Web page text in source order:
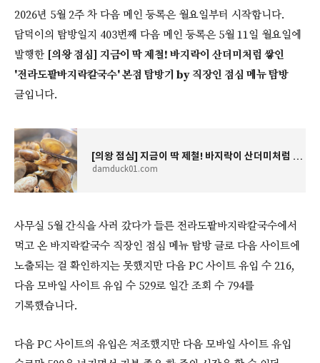
2026년 5월 2주 차 다음 메인 등록은 월요일부터 시작합니다.
담덕이의 탐방일지 403번째 다음 메인 등록은 5월 11일 월요일에
발행한 [의왕 점심] 지금이 딱 제철! 바지락이 산더미처럼 쌓인
'전라도팥바지락칼국수' 본점 탐방기 by 직장인 점심 메뉴 탐방
글입니다.
[의왕 점심] 지금이 딱 제철! 바지락이 산더미처럼 쌓인 '전라도팥바지락칼국수' 본점 탐방기 by
damduck01.com
사무실 5월 간식을 사러 갔다가 들른 전라도팥바지락칼국수에서
먹고 온 바지락칼국수 직장인 점심 메뉴 탐방 글로 다음 사이트에
노출되는 걸 확인하지는 못했지만 다음 PC 사이트 유입 수 216,
다음 모바일 사이트 유입 수 529로 일간 조회 수 794를
기록했습니다.
다음 PC 사이트의 유입은 저조했지만 다음 모바일 사이트 유입